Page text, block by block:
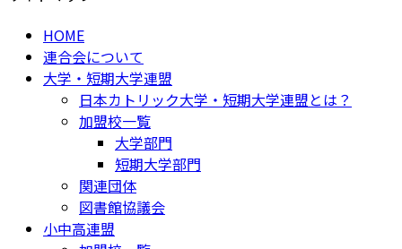
HOME
連合会について
大学・短期大学連盟
日本カトリック大学・短期大学連盟とは？
加盟校一覧
大学部門
短期大学部門
関連団体
図書館協議会
小中高連盟